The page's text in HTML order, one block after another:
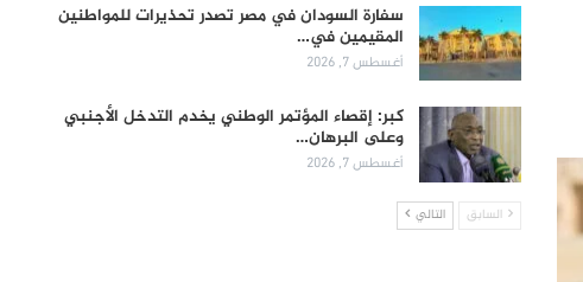
سفارة السودان في مصر تصدر تحذيرات للمواطنين
المقيمين في…
أغسطس 7, 2026
كبر: إقصاء المؤتمر الوطني يخدم التدخل الأجنبي
وعلى البرهان…
أغسطس 7, 2026
السابق التالي